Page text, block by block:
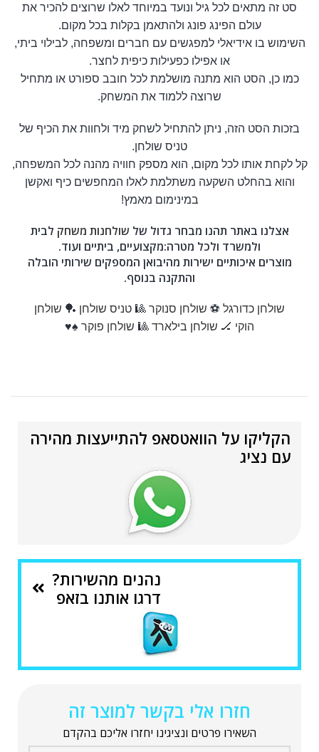
סט זה מתאים לכל גיל ונועד במיוחד לאלו שרוצים להכיר את
עולם הפינג פונג ולהתאמן בקלות בכל מקום.
השימוש בו אידיאלי למפגשים עם חברים ומשפחה, לבילוי ביתי,
או אפילו כפעילות כיפית לחצר.
כמו כן, הסט הוא מתנה מושלמת לכל חובב ספורט או מתחיל
שרוצה ללמוד את המשחק.
בזכות הסט הזה, ניתן להתחיל לשחק מיד ולחוות את הכיף של
טניס שולחן.
קל לקחת אותו לכל מקום, הוא מספק חוויה מהנה לכל המשפחה,
והוא בהחלט השקעה משתלמת לאלו המחפשים כיף ואקשן
במינימום מאמץ!
אצלנו באתר תהנו מבחר גדול של שולחנות משחק לבית
ולמשרד ולכל מטרה:מקצועיים, ביתיים ועוד.
מוצרים איכותיים ישירות מהיבואן המספקים שירותי הובלה
והתקנה בנוסף.
שולחן כדורגל ⚽ שולחן סנוקר 🎱 טניס שולחן 🏓 שולחן
הוקי 🏒 שולחן בילארד 🎱 שולחן פוקר ♠️♥️
הקליקו על הוואטסאפ להתייעצות מהירה
עם נציג
נהנים מהשירות?
דרגו אותנו בזאפ
חזרו אלי בקשר למוצר זה
השאירו פרטים ונציגינו יחזרו אליכם בהקדם